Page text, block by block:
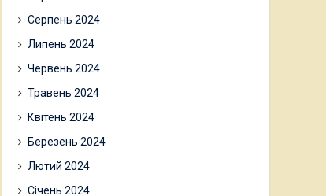
Серпень 2024
Липень 2024
Червень 2024
Травень 2024
Квітень 2024
Березень 2024
Лютий 2024
Січень 2024